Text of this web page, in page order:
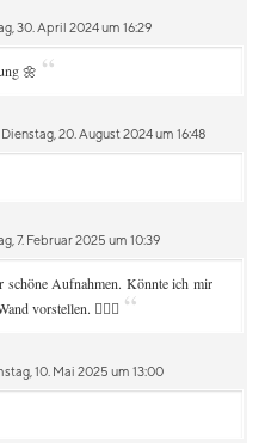
30. April 2024 um 16:29
🌼 “
20. August 2024 um 16:48
7. Februar 2025 um 10:39
schöne Aufnahmen. Könnte ich mir
vorstellen. 👌🏻😘 “
10. Mai 2025 um 13:00